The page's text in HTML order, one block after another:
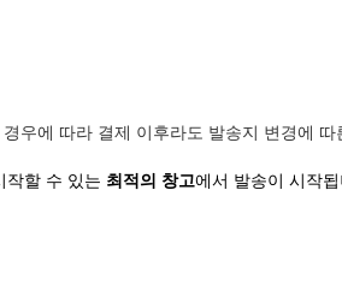
우에 따라 결제 이후라도 발송지 변경에
작할 수 있는 최적의 창고에서 발송이 시작